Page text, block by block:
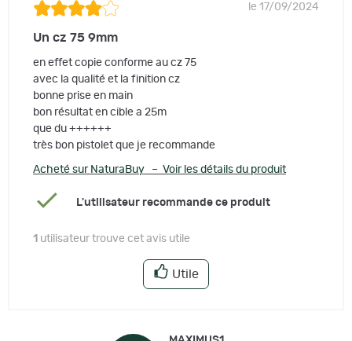
le 17/09/2024
Un cz 75 9mm
en effet copie conforme au cz 75
avec la qualité et la finition cz
bonne prise en main
bon résultat en cible a 25m
que du ++++++
très bon pistolet que je recommande
Acheté sur NaturaBuy – Voir les détails du produit
L'utilisateur recommande ce produit
1 utilisateur trouve cet avis utile
Utile